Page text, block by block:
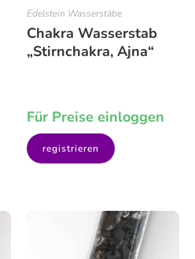
Edelstein Wasserstäbe
Chakra Wasserstab
„Stirnchakra, Ajna“
Für Preise einloggen
registrieren